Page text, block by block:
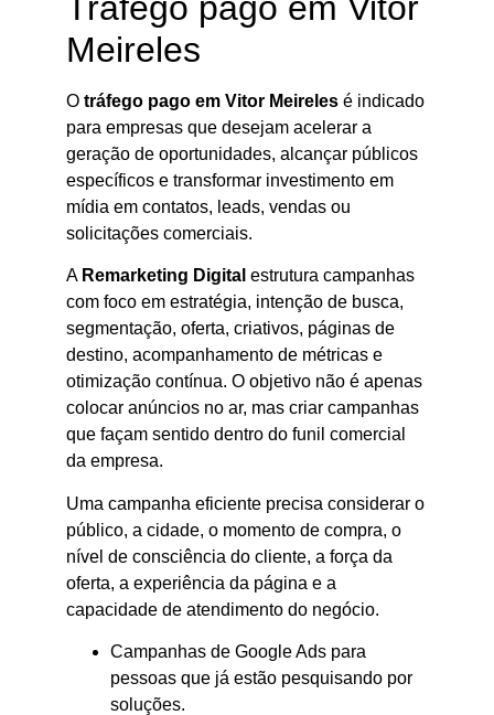
Meireles
O tráfego pago em Vitor Meireles é indicado
para empresas que desejam acelerar a
geração de oportunidades, alcançar públicos
específicos e transformar investimento em
mídia em contatos, leads, vendas ou
solicitações comerciais.
A Remarketing Digital estrutura campanhas
com foco em estratégia, intenção de busca,
segmentação, oferta, criativos, páginas de
destino, acompanhamento de métricas e
otimização contínua. O objetivo não é apenas
colocar anúncios no ar, mas criar campanhas
que façam sentido dentro do funil comercial
da empresa.
Uma campanha eficiente precisa considerar o
público, a cidade, o momento de compra, o
nível de consciência do cliente, a força da
oferta, a experiência da página e a
capacidade de atendimento do negócio.
Campanhas de Google Ads para
pessoas que já estão pesquisando por
soluções.